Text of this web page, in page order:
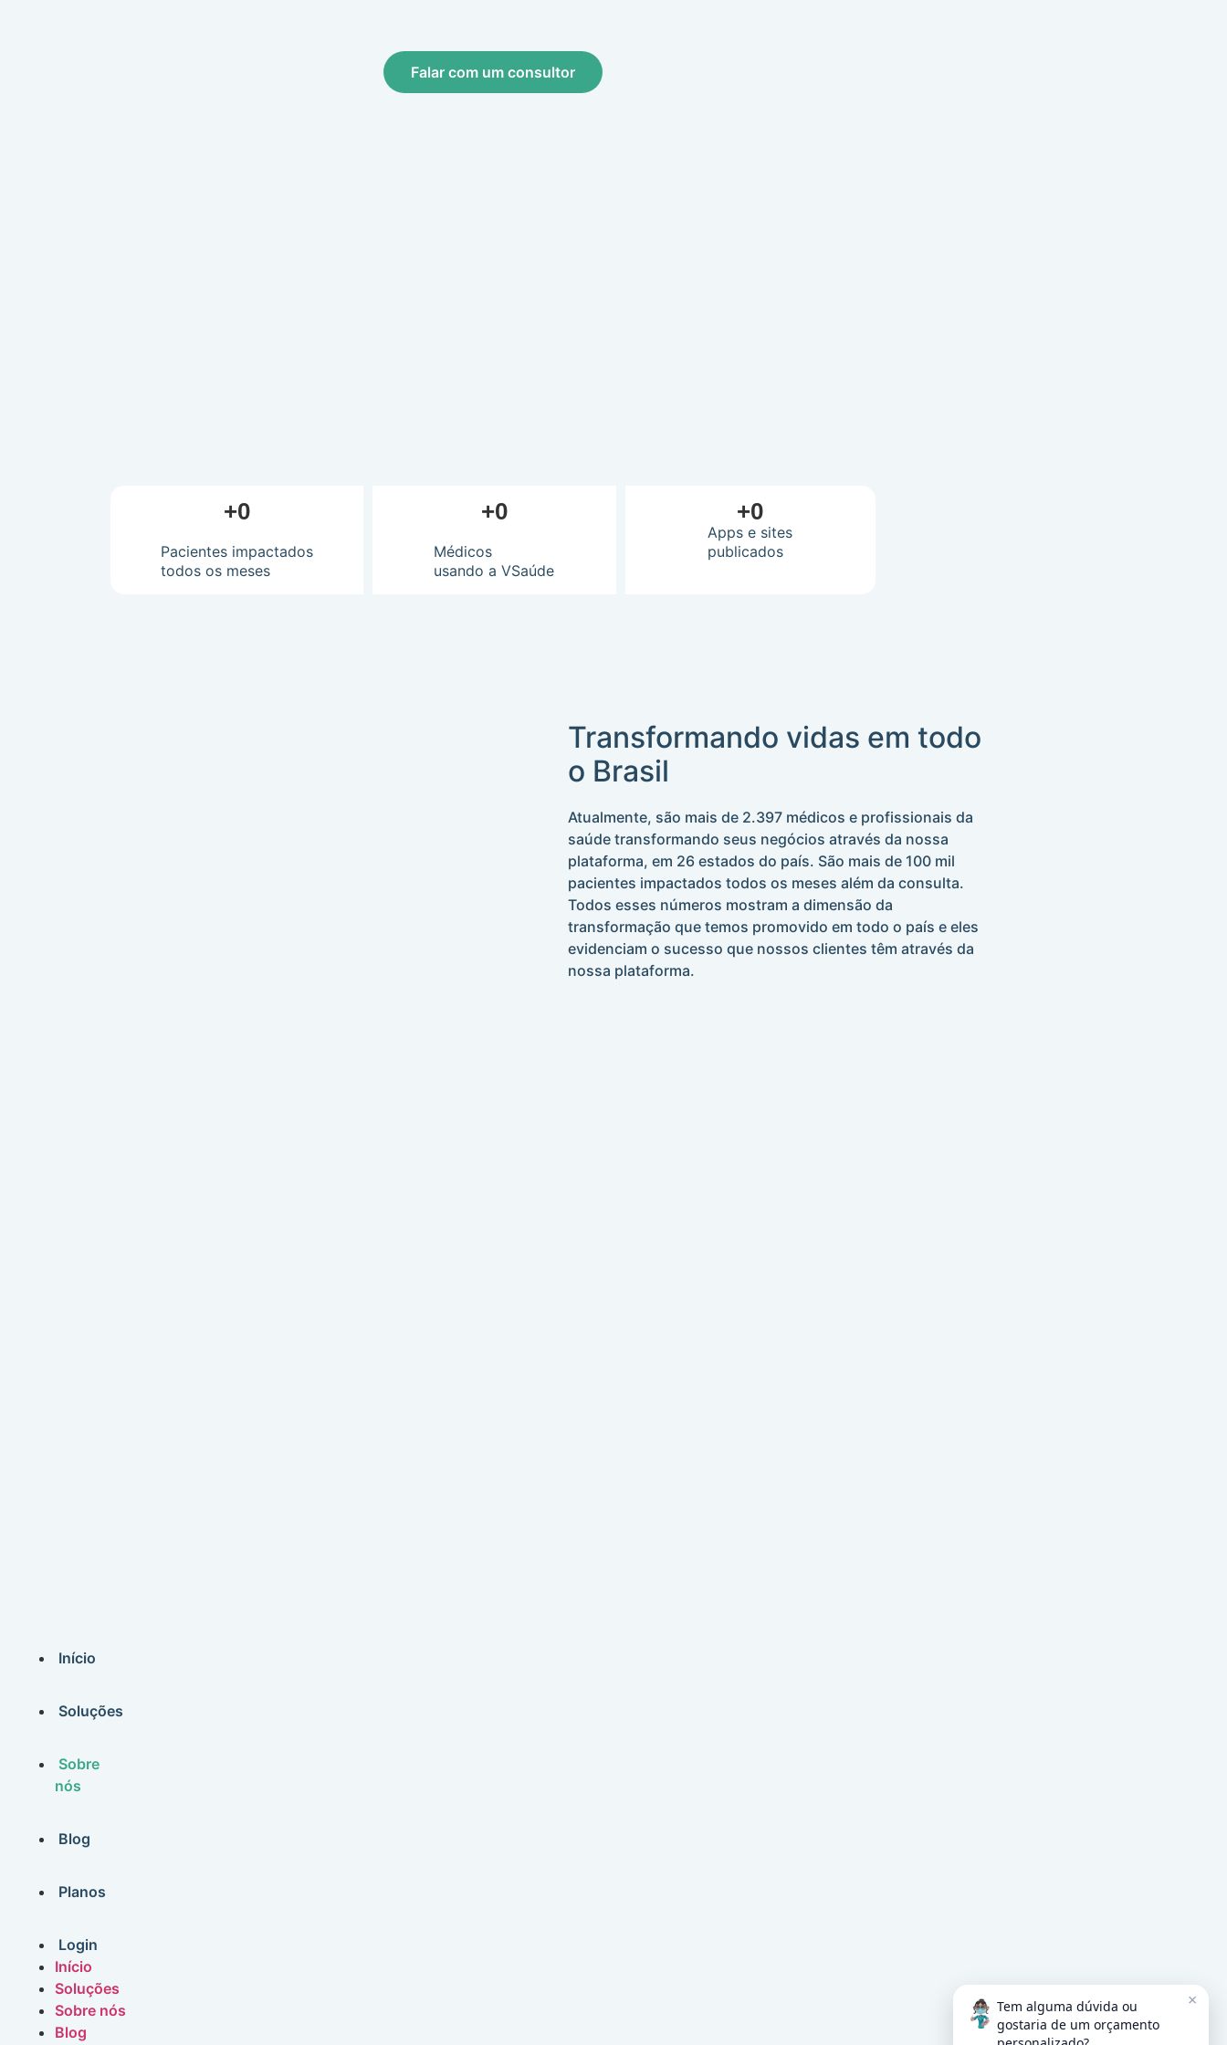
Falar com um consultor
Pacientes impactados
todos os meses
+0
Médicos
usando a VSaúde
+0
Apps e sites
publicados
+0
Transformando vidas em todo
o Brasil
Atualmente, são mais de 2.397 médicos e profissionais da
saúde transformando seus negócios através da nossa
plataforma, em 26 estados do país. São mais de 100 mil
pacientes impactados todos os meses além da consulta.
Todos esses números mostram a dimensão da
transformação que temos promovido em todo o país e eles
evidenciam o sucesso que nossos clientes têm através da
nossa plataforma.
Início
Soluções
Sobre
nós
Blog
Planos
Login
Início
Soluções
Sobre nós
Blog
Tem alguma dúvida ou
gostaria de um orçamento
×